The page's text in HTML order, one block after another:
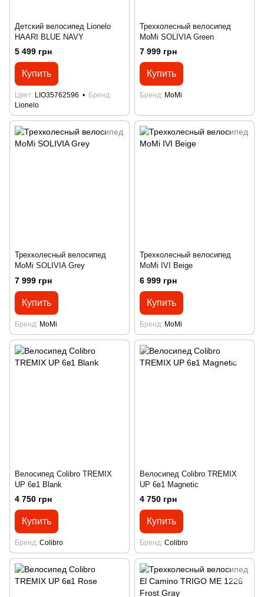
Детский велосипед Lionelo
HAARI BLUE NAVY
5 499 грн
Купить
Цвет LIO35762596
Бренд
Lionelo
Трехколесный велосипед
MoMi SOLIVIA Green
7 999 грн
Купить
Бренд MoMi
Трехколесный велосипед
MoMi SOLIVIA Grey
7 999 грн
Купить
Бренд MoMi
Трехколесный велосипед
MoMi IVI Beige
6 999 грн
Купить
Бренд MoMi
Велосипед Colibro TREMIX
UP 6в1 Blank
4 750 грн
Купить
Бренд Colibro
Велосипед Colibro TREMIX
UP 6в1 Magnetic
4 750 грн
Купить
Бренд Colibro